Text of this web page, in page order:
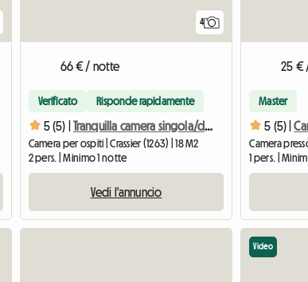
4
66 € / notte
Verificato Risponde rapidamente
5 (5) | Tranquilla camera singola/doppia in un'atmosfera ordinata
Camera per ospiti | Crassier (1263) | 18 M2
2 pers. | Minimo 1 notte
Vedi l'annuncio
25 €
Master
5 (5) |
Camera
1 pers. |
Video